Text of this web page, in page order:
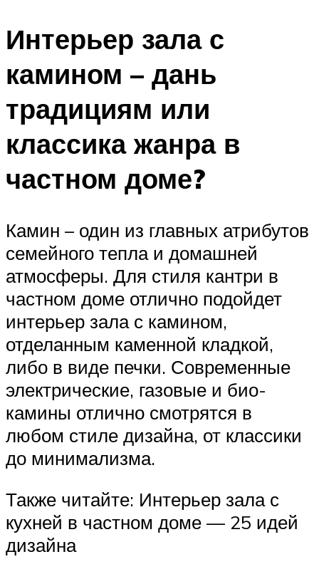
Интерьер зала с
камином – дань
традициям или
классика жанра в
частном доме?
Камин – один из главных атрибутов
семейного тепла и домашней
атмосферы. Для стиля кантри в
частном доме отлично подойдет
интерьер зала с камином,
отделанным каменной кладкой,
либо в виде печки. Современные
электрические, газовые и био-
камины отлично смотрятся в
любом стиле дизайна, от классики
до минимализма.
Также читайте: Интерьер зала с
кухней в частном доме — 25 идей
дизайна